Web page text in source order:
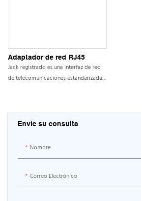
Envíe su consulta
Nombre
Correo Electrónico
Adaptador de red RJ45
Jack registrado es una interfaz de red
de telecomunicaciones estandarizada
RJ11 y RJ45; RJ11 es un conector de
cristal telefónico, 6p4c (6 ranuras y 4
cristal de red, 8p8c (8 ranuras y 8
los dispositivos de red (como
computadoras, enrutadores,